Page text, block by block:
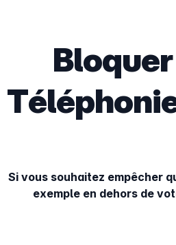
Si vous souhaitez empêcher
exemple en dehors de